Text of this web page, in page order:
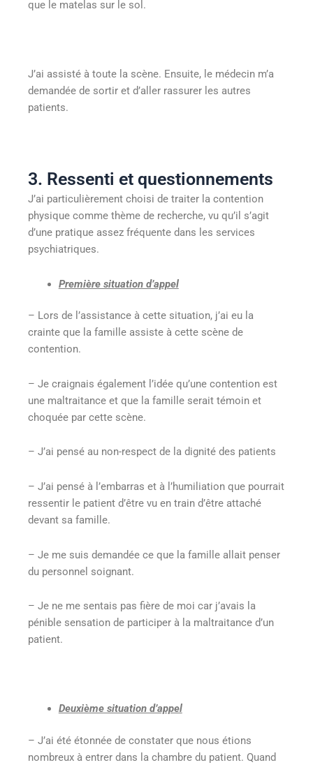
que le matelas sur le sol.
J’ai assisté à toute la scène. Ensuite, le médecin m’a
demandée de sortir et d’aller rassurer les autres
patients.
3. Ressenti et questionnements
J’ai particulièrement choisi de traiter la contention
physique comme thème de recherche, vu qu’il s’agit
d’une pratique assez fréquente dans les services
psychiatriques.
Première situation d’appel
– Lors de l’assistance à cette situation, j’ai eu la
crainte que la famille assiste à cette scène de
contention.
– Je craignais également l’idée qu’une contention est
une maltraitance et que la famille serait témoin et
choquée par cette scène.
– J’ai pensé au non-respect de la dignité des patients
– J’ai pensé à l’embarras et à l’humiliation que pourrait
ressentir le patient d’être vu en train d’être attaché
devant sa famille.
– Je me suis demandée ce que la famille allait penser
du personnel soignant.
– Je ne me sentais pas fière de moi car j’avais la
pénible sensation de participer à la maltraitance d’un
patient.
Deuxième situation d’appel
– J’ai été étonnée de constater que nous étions
nombreux à entrer dans la chambre du patient. Quand